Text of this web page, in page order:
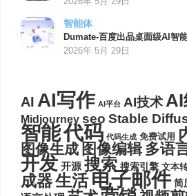
智能体
Dumate-百度出品桌面级AI智
2026年 5月 29日
AI AI写作 AI平台 AI技术AI
Midjourney seo Stable
智能代码 代码生成 免费试用
图像生成 图像编辑 多语
开发 开源 搜索 搜索引擎 文本
成器生活电子邮件 简